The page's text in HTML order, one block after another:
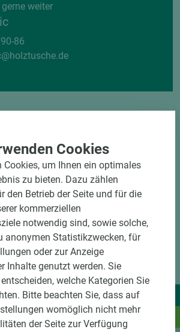
weiter
86
Holz dazu.
Cookies
Cookies, um Ihnen ein optimales
zu bieten. Dazu zählen
den Betrieb der Seite und für die
kommerziellen
notwendig sind, sowie solche,
anonymen Statistikzwecken, für
oder zur Anzeige
Inhalte genutzt werden. Sie
welche Kategorien Sie
Bitte beachten Sie, dass auf
womöglich nicht mehr
der Seite zur Verfügung